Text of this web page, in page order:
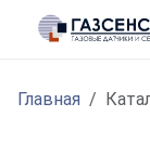
Главная